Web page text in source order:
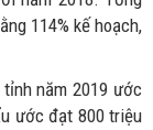
114% kế hoạch,
năm 2019 ước
ước đạt 800 triệu